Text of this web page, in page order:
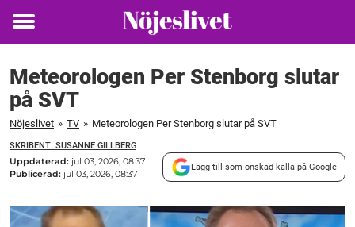
Toggle
Meteorologen Per Stenborg slutar
på SVT
Nöjeslivet » TV » Meteorologen Per Stenborg slutar på SVT
SKRIBENT: SUSANNE GILLBERG
Uppdaterad: jul 03, 2026, 08:37
Publicerad: jul 03, 2026, 08:37
Lägg till som önskad källa på Google